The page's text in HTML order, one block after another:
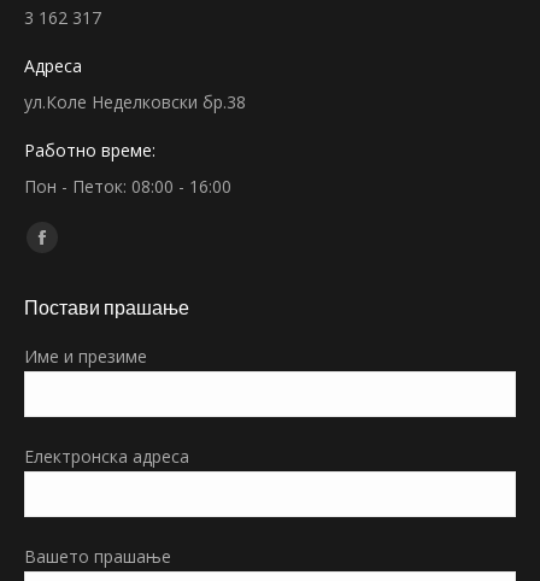
3 162 317
Адреса
ул.Коле Неделковски бр.38
Работно време:
Пон - Петок: 08:00 - 16:00
Find us on:
Facebook
opens
new
Постави прашање
Име и презиме
Електронска адреса
Вашето прашање